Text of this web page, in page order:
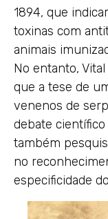
1894, que
toxinas com
animais
No entanto,
que a tese de
venenos de
debate
também
no
especificidade